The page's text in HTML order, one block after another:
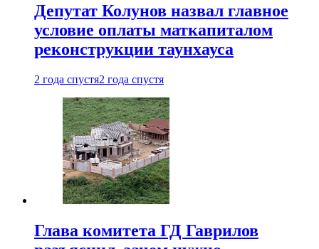
Депутат Колунов назвал главное
условие оплаты маткапиталом
реконструкции таунхауса
2 года спустя2 года спустя
Глава комитета ГД Гаврилов